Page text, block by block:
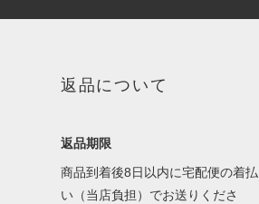
返品について
返品期限
商品到着後8日以内に宅配便の着払
い（当店負担）でお送りくださ